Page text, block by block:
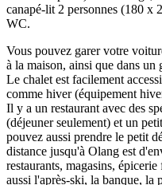
canapé-lit 2 personnes (180 x
WC.
Vous pouvez garer votre
à la maison, ainsi que dans
Le chalet est facilement
comme hiver (équipement
Il y a un restaurant avec des
(déjeuner seulement) et un
pouvez aussi prendre le petit
distance jusqu'à Olang est
restaurants, magasins,
aussi l'après-ski, la banque, la